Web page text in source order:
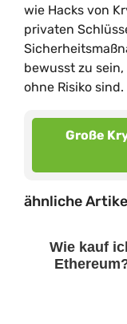
wie Hacks von
privaten
bewusst zu
ohne Risiko sind.
Große
ähnliche
Wie kauf